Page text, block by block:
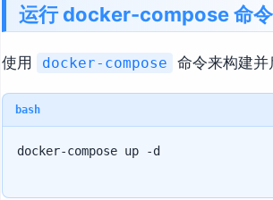
运行 docker-compose 命令
使用 docker-compose 命令来构建并
bash